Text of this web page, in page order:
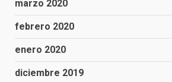
marzo 2020
febrero 2020
enero 2020
diciembre 2019